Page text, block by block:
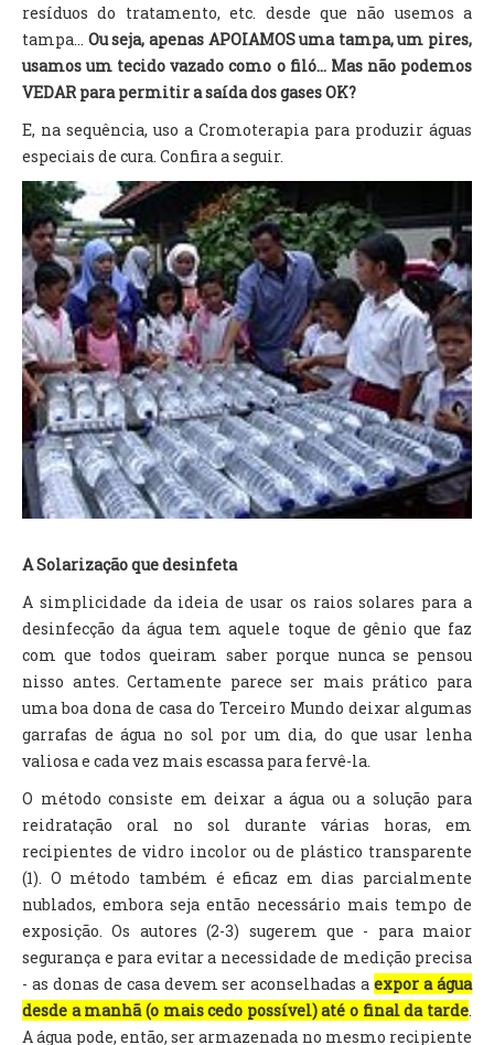
resíduos do tratamento, etc. desde que não usemos a
tampa... Ou seja, apenas APOIAMOS uma tampa, um pires,
usamos um tecido vazado como o filó... Mas não podemos
VEDAR para permitir a saída dos gases OK?
E, na sequência, uso a Cromoterapia para produzir águas
especiais de cura. Confira a seguir.
A Solarização que desinfeta
A simplicidade da ideia de usar os raios solares para a
desinfecção da água tem aquele toque de gênio que faz
com que todos queiram saber porque nunca se pensou
nisso antes. Certamente parece ser mais prático para
uma boa dona de casa do Terceiro Mundo deixar algumas
garrafas de água no sol por um dia, do que usar lenha
valiosa e cada vez mais escassa para fervê-la.
O método consiste em deixar a água ou a solução para
reidratação oral no sol durante várias horas, em
recipientes de vidro incolor ou de plástico transparente
(1). O método também é eficaz em dias parcialmente
nublados, embora seja então necessário mais tempo de
exposição. Os autores (2-3) sugerem que - para maior
segurança e para evitar a necessidade de medição precisa
- as donas de casa devem ser aconselhadas aexpor a água
desde a manhã (o mais cedo possível) até o final da tarde.
A água pode, então, ser armazenada no mesmo recipiente